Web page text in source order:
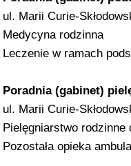
ul. Marii Curie-
Medycyna rodzinna
Leczenie w ramach
Poradnia (gabinet)
ul. Marii Curie-
Pielęgniarstwo
Pozostała opieka